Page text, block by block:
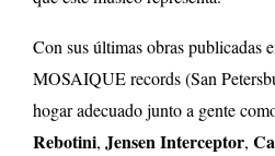
Con sus últimas obras publicadas
MOSAIQUE records (San
hogar adecuado junto a gente
Rebotini, Jensen Interceptor,